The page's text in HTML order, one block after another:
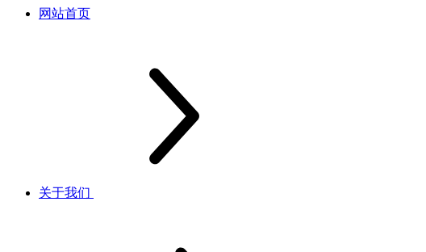
网站首页
关于我们